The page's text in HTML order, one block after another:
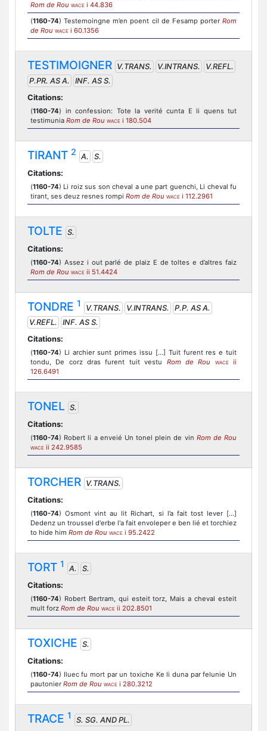
Rom de Rou WACE i 44.836
(1160-74) Testemoingne m’en poent cil de Fesamp porter Rom
de Rou WACE i 60.1356
TESTIMOIGNER V.TRANS. V.INTRANS.
V.REFL.
P.PR. AS A.
INF. AS S.
Citations:
(1160-74) in confession: Tote la verité cunta E li quens tut
testimunia Rom de Rou WACE i 180.504
TIRANT 2 A.
S.
Citations:
(1160-74) Li roiz sus son cheval a une part guenchi, Li cheval fu
tirant, ses deuz resnes rompi Rom de Rou WACE i 112.2961
TOLTE S.
Citations:
(1160-74) Assez i out parlé de plaiz E de toltes e d’altres faiz
Rom de Rou WACE ii 51.4424
TONDRE 1 V.TRANS. V.INTRANS.
P.P. AS A.
V.REFL.
INF. AS S.
Citations:
(1160-74) Li archier sunt primes issu [...] Tuit furent res e tuit
tondu, De corz dras furent tuit vestu Rom de Rou WACE
ii
126.6491
TONEL S.
Citations:
(1160-74) Robert li a enveié Un tonel plein de vin Rom de Rou
WACE ii 242.9585
TORCHER V.TRANS.
Citations:
(1160-74) Osmont vint au lit Richart, si l’a fait tost lever [...]
Dedenz un troussel d'erbe l'a fait envoleper e ben lié et torchiez
to hide him Rom de Rou WACE i 95.2422
TORT 1 A.
S.
Citations:
(1160-74) Robert Bertram, qui esteit torz, Mais a cheval esteit
mult forz Rom de Rou WACE ii 202.8501
TOXICHE S.
Citations:
(1160-74) Iluec fu mort par un toxiche Ke li duna par felunie Un
pautonier Rom de Rou WACE i 280.3212
TRACE 1 S. SG. AND PL.